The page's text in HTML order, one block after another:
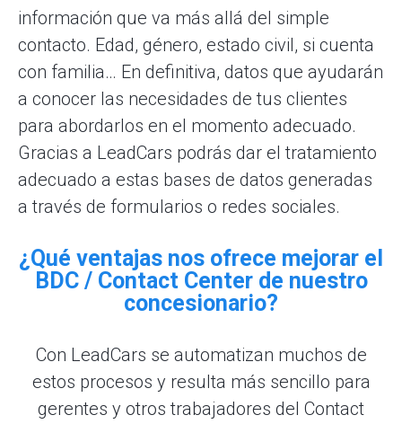
información que va más allá del simple
contacto. Edad, género, estado civil, si cuenta
con familia… En definitiva, datos que ayudarán
a conocer las necesidades de tus clientes
para abordarlos en el momento adecuado.
Gracias a LeadCars podrás dar el tratamiento
adecuado a estas bases de datos generadas
a través de formularios o redes sociales.
¿Qué ventajas nos ofrece mejorar el
BDC / Contact Center de nuestro
concesionario?
Con LeadCars se automatizan muchos de
estos procesos y resulta más sencillo para
gerentes y otros trabajadores del Contact